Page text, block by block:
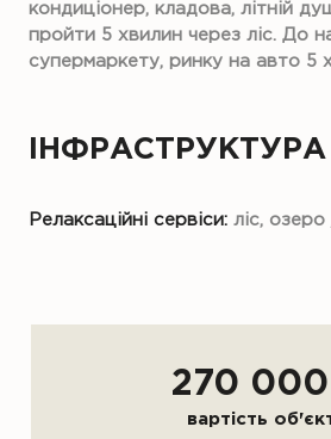
кондиціонер, кладова, літній
пройти 5 хвилин через ліс. До
супермаркету, ринку на авто 5
ІНФРАСТРУКТУРА
Релаксаційні сервіси: ліс, озеро
270
вартість